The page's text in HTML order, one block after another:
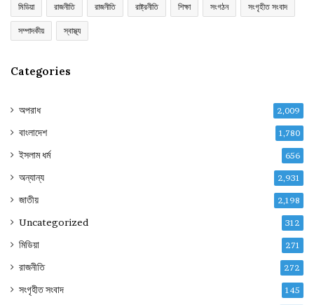
মিডিয়া রাজনীতি রাজনীতি রাষ্ট্রনীতি শিক্ষা সংগঠন সংগৃহীত সংবাদ
সম্পাদকীয় স্বাস্থ্য
Categories
অপরাধ 2,009
বাংলাদেশ 1,780
ইসলাম ধর্ম 656
অন্যান্য 2,931
জাতীয় 2,198
Uncategorized 312
মিডিয়া 271
রাজনীতি 272
সংগৃহীত সংবাদ 145